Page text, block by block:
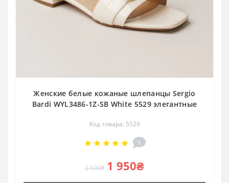
Женские белые кожаные шлепанцы Sergio
Bardi WYL3486-1Z-SB White 5529 элегантные
Код товара: 5529
1
2 590₴ 1 950₴